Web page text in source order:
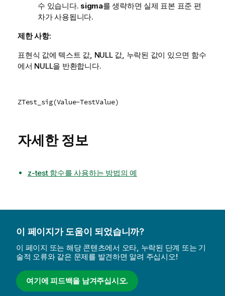
수 있습니다. sigma를 생략하면 실제 표본 표준 편
차가 사용됩니다.
제한 사항:
표현식 값에 텍스트 값, NULL값, 누락된 값이 있으면 함수
에서 NULL을 반환합니다.
ZTest_sig(Value-TestValue)
자세한 정보
z-test 함수를 사용하는 방법의 예
이 페이지가 도움이 되었습니까?
이 페이지 또는 해당 콘텐츠에서 오타, 누락된 단계 또는 기
술적 오류와 같은 문제를 발견하면 알려 주십시오!
여기에 피드백을 남겨주십시오.